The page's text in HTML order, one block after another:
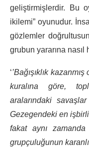
geliştirmişlerdir. Bu
ikilemi” oyunudur.
gözlemler
grubun yararına nasıl
‘’Bağışıklık
kuralına göre,
aralarındaki
Gezegendeki en
fakat aynı
grupçuluğunun